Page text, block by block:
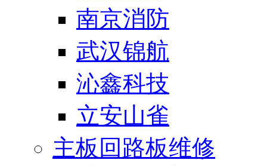
南京消防
武汉锦航
沁鑫科技
立安山雀
主板回路板维修